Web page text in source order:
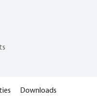
Downloads